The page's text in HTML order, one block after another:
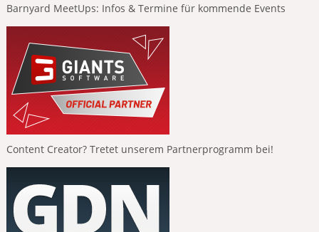
Barnyard MeetUps: Infos & Termine für kommende Events
Content Creator? Tretet unserem Partnerprogramm bei!